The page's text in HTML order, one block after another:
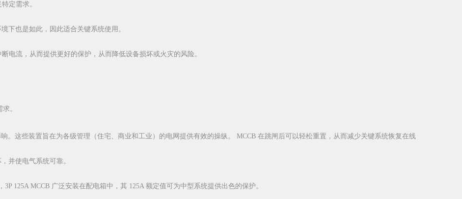
定需求。
下也是如此，因此适合关键系统使用。
电流，从而提供更好的保护，从而降低设备损坏或火灾的风险。
。
。这些装置旨在为各级管理（住宅、商业和工业）的电网提供有效的操纵。 MCCB 在跳闸后可以轻松重置，从而减少关键系统恢复在线
并使电气系统可靠。
125A MCCB 广泛安装在配电箱中，其 125A 额定值可为中型系统提供出色的保护。